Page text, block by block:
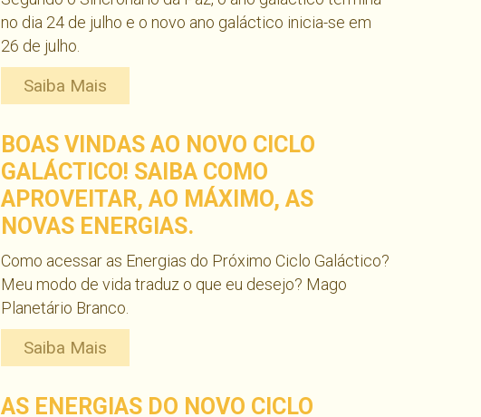
no dia 24 de julho e o novo ano galáctico inicia-se em
26 de julho.
Saiba Mais
BOAS VINDAS AO NOVO CICLO
GALÁCTICO! SAIBA COMO
APROVEITAR, AO MÁXIMO, AS
NOVAS ENERGIAS.
Como acessar as Energias do Próximo Ciclo Galáctico?
Meu modo de vida traduz o que eu desejo? Mago
Planetário Branco.
Saiba Mais
AS ENERGIAS DO NOVO CICLO